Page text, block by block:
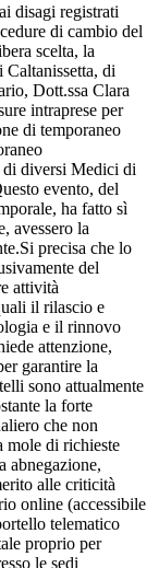
disagi registrati
di cambio del
scelta, la
di
Dott.ssa Clara
intraprese per
di temporaneo
di diversi Medici di
evento, del
ha fatto sì
avessero la
precisa che lo
del
attività
il rilascio e
e il rinnovo
attenzione,
garantire la
sono attualmente
la forte
che non
mole di richieste
abnegazione,
alle criticità
online (accessibile
telematico
proprio per
le sedi